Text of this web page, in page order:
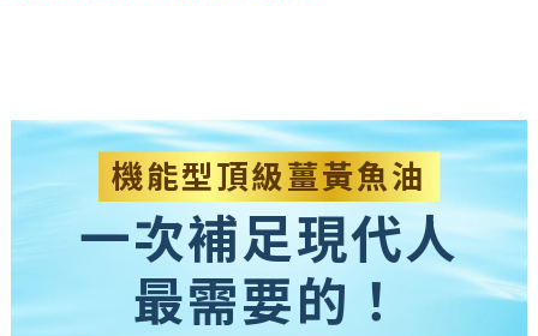
機能型頂級薑黃魚油
一次補足現代人
最需要的！